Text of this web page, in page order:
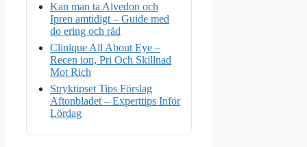
Kan man ta Alvedon och
Ipren amtidigt – Guide med
do ering och råd
Clinique All About Eye –
Recen ion, Pri Och Skillnad
Mot Rich
Stryktipset Tips Förslag
Aftonbladet – Experttips Inför
Lördag